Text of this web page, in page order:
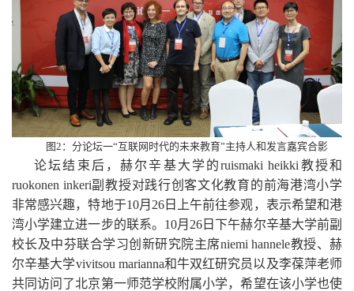
图2 ：分论坛一“互联网时代的未来教育”主持人和发言嘉宾合影
论坛结束后，赫尔辛基大学的ruismaki heikki 教授和
ruokonen inkeri副教授对践行创客文化教育的前海港湾小学
非常感兴趣，特地于10月 26日上午前往参观，表示希望和港
湾小学建立进一步的联系。 10月 26 日下午赫尔辛基大学前副
校长及中芬联合学习创新研究院主席niemi hannele教授、赫
尔辛基大学vivitsou marianna和牛双红研究员以及李葆萍老师
共同访问了北京第一师范学校附属小学，希望在该小学也使